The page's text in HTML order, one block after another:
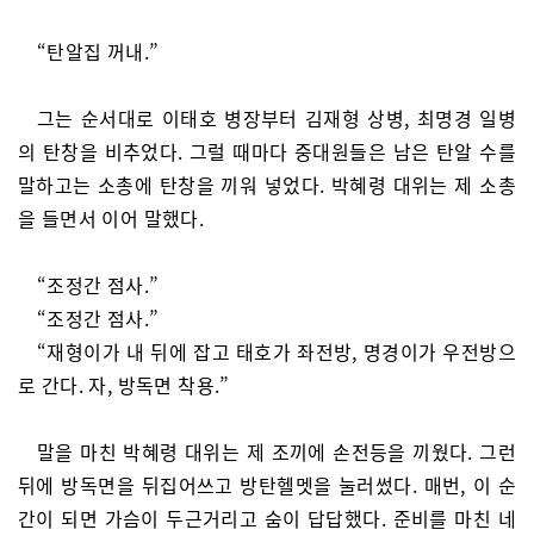
“탄알집 꺼내.”
그는 순서대로 이태호 병장부터 김재형 상병, 최명경 일병
의 탄창을 비추었다. 그럴 때마다 중대원들은 남은 탄알 수를
말하고는 소총에 탄창을 끼워 넣었다. 박혜령 대위는 제 소총
을 들면서 이어 말했다.
“조정간 점사.”
“조정간 점사.”
“재형이가 내 뒤에 잡고 태호가 좌전방, 명경이가 우전방으
로 간다. 자, 방독면 착용.”
말을 마친 박혜령 대위는 제 조끼에 손전등을 끼웠다. 그런
뒤에 방독면을 뒤집어쓰고 방탄헬멧을 눌러썼다. 매번, 이 순
간이 되면 가슴이 두근거리고 숨이 답답했다. 준비를 마친 네